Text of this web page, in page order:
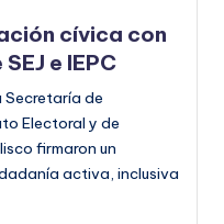
cívica con
e IEPC
Secretaría de
Electoral y de
firmaron un
activa, inclusiva